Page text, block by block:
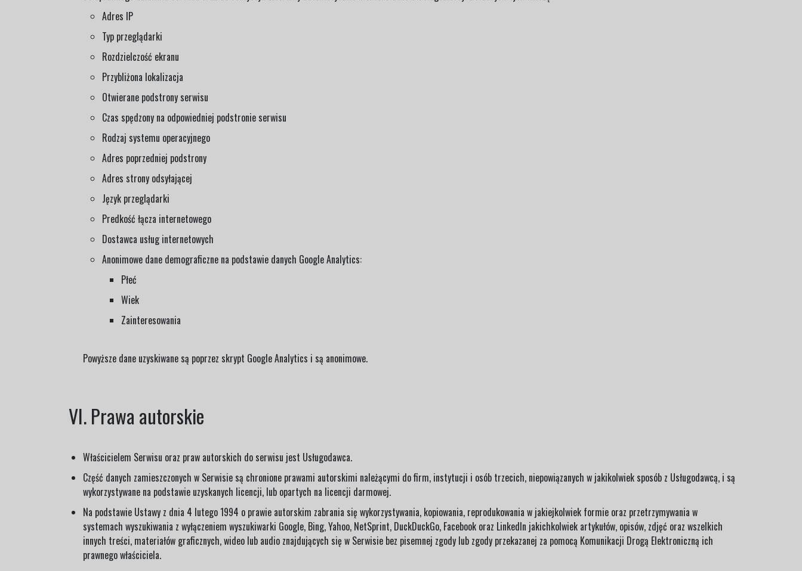
Adres IP
Typ przeglądarki
Rozdzielczość ekranu
Przybliżona lokalizacja
Otwierane podstrony serwisu
Czas spędzony na odpowiedniej podstronie serwisu
Rodzaj systemu operacyjnego
Adres poprzedniej podstrony
Adres strony odsyłającej
Język przeglądarki
Predkość łącza internetowego
Dostawca usług internetowych
Anonimowe dane demograficzne na podstawie danych Google Analytics:
Płeć
Wiek
Zainteresowania
Powyższe dane uzyskiwane są poprzez skrypt Google Analytics i są anonimowe.
VI. Prawa autorskie
Właścicielem Serwisu oraz praw autorskich do serwisu jest Usługodawca.
Część danych zamieszczonych w Serwisie są chronione prawami autorskimi należącymi do firm, instytucji i osób trzecich, niepowiązanych w jakikolwiek sposób z Usługodawcą, i są
wykorzystywane na podstawie uzyskanych licencji, lub opartych na licencji darmowej.
Na podstawie Ustawy z dnia 4 lutego 1994 o prawie autorskim zabrania się wykorzystywania, kopiowania, reprodukowania w jakiejkolwiek formie oraz przetrzymywania w
systemach wyszukiwania z wyłączeniem wyszukiwarki Google, Bing, Yahoo, NetSprint, DuckDuckGo, Facebook oraz LinkedIn jakichkolwiek artykułów, opisów, zdjęć oraz wszelkich
innych treści, materiałów graficznych, wideo lub audio znajdujących się w Serwisie bez pisemnej zgody lub zgody przekazanej za pomocą Komunikacji Drogą Elektroniczną ich
prawnego właściciela.